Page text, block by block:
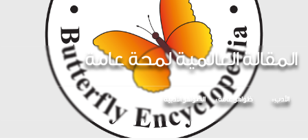
المقالة العالمية لمحة عامة
الأدب ظواهر عامة الظواهر الأدبية